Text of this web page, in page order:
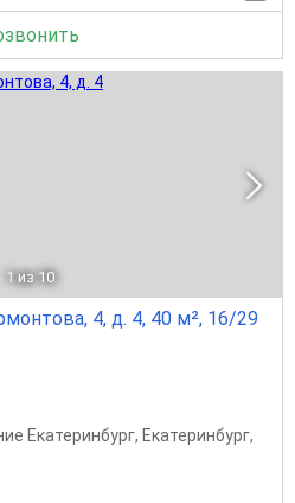
1 из 10
4, д. 4, 40 м², 16/29
Екатеринбург, Екатеринбург,